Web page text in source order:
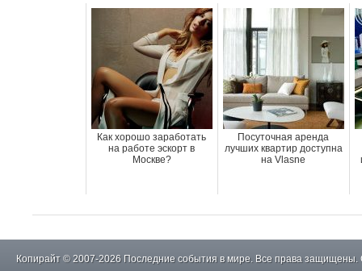
Как хорошо заработать
на работе эскорт в
Москве?
Посуточная аренда
лучших квартир доступна
на Vlasne
Копирайт © 2007-2026 Последние события в мире. Все права защищены.